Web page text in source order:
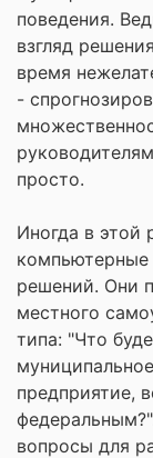
поведения.
взгляд
время
-
просто.
Иногда в этой
решений. Они
местного
типа: "Что
предприятие,
вопросы для